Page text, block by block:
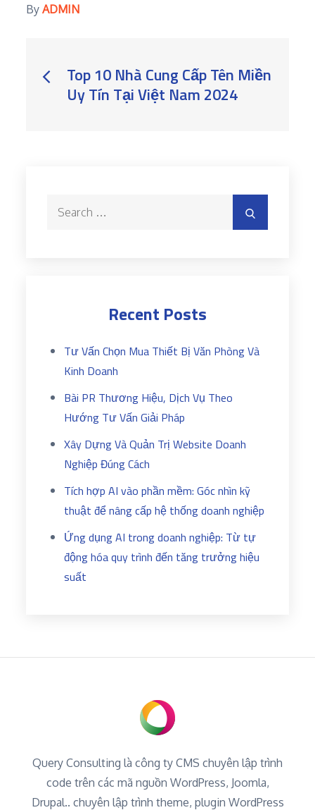
ByADMIN
Post
navigation
Top 10 Nhà Cung Cấp Tên Miền
Uy Tín Tại Việt Nam 2024
Recent Posts
Tư Vấn Chọn Mua Thiết Bị Văn Phòng Và
Kinh Doanh
Bài PR Thương Hiệu, Dịch Vụ Theo
Hướng Tư Vấn Giải Pháp
Xây Dựng Và Quản Trị Website Doanh
Nghiệp Đúng Cách
Tích hợp AI vào phần mềm: Góc nhìn kỹ
thuật để nâng cấp hệ thống doanh nghiệp
Ứng dụng AI trong doanh nghiệp: Từ tự
động hóa quy trình đến tăng trưởng hiệu
suất
Query Consulting là công ty CMS chuyên lập trình
code trên các mã nguồn WordPress, Joomla,
Drupal.. chuyên lập trình theme, plugin WordPress